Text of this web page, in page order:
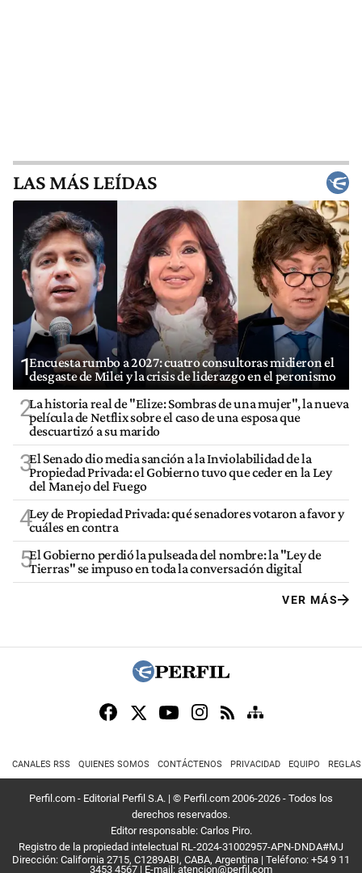
LAS MÁS LEÍDAS
1Encuesta rumbo a 2027: cuatro consultoras midieron el
desgaste de Milei y la crisis de liderazgo en el peronismo
2La historia real de "Elize: Sombras de una mujer", la nueva
película de Netflix sobre el caso de una esposa que
descuartizó a su marido
3El Senado dio media sanción a la Inviolabilidad de la
Propiedad Privada: el Gobierno tuvo que ceder en la Ley
del Manejo del Fuego
4Ley de Propiedad Privada: qué senadores votaron a favor y
cuáles en contra
5El Gobierno perdió la pulseada del nombre: la "Ley de
Tierras" se impuso en toda la conversación digital
VER MÁS
CANALES RSS QUIENES SOMOS CONTÁCTENOS PRIVACIDAD EQUIPO
Perfil.com - Editorial Perfil S.A. | © Perfil.com 2006-2026 - Todos los
derechos reservados.
Editor responsable: Carlos Piro.
Registro de la propiedad intelectual RL-2024-31002957-APN-DNDA#MJ
Dirección: California 2715, C1289ABI, CABA, Argentina | Teléfono: +54 9 11
3453 4567 | E-mail: atencion@perfil.com